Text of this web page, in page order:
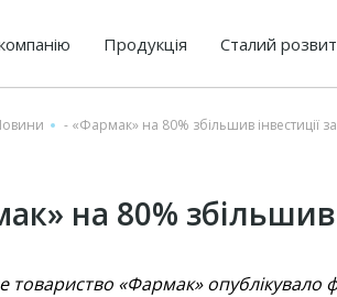
Продукція Сталий
- «Фармак» на 80% збільшив інвестиції
на 80% збільшив
товариство «Фармак» опублікувало